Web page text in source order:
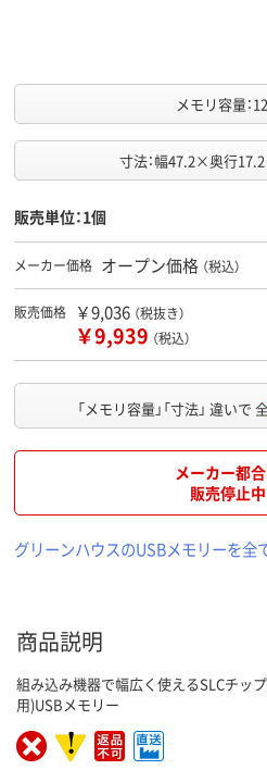
メモリ容量：
寸法：幅47.2×奥行
販売単位：1個
メーカー価格 オープン価格 （税込）
販売価格 ￥9,036 （税抜き）
￥9,939 （税込）
「メモリ容量」「寸法」 違いで
メーカー都
販売停止
グリーンハウスのUSBメモリーを全
商品説明
組み込み機器で幅広く使えるSLCチッ
用)USBメモリー